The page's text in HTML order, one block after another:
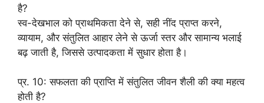
है?
स्व-देखभाल को प्राथमिकता देने से, सही नींद प्राप्त करने,
व्यायाम, और संतुलित आहार लेने से ऊर्जा स्तर और सामान्य भलाई
बढ़ जाती है, जिससे उत्पादकता में सुधार होता है।
प्र. 10: सफलता की प्राप्ति में संतुलित जीवन शैली की क्या महत्व
होती है?